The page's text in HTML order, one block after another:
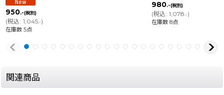
950.-(税別)
(税込: 1,045.-)
在庫数 5点
980.-(税別)
(税込: 1,078 .-)
在庫数 8点
関連商品